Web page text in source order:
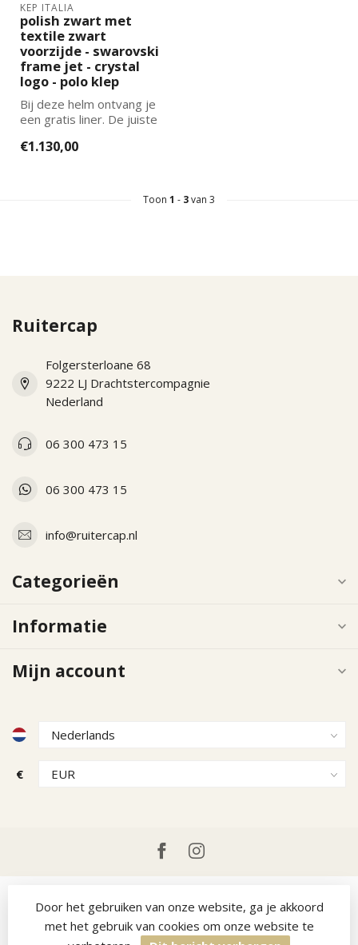
KEP ITALIA
polish zwart met
textile zwart
voorzijde - swarovski
frame jet - crystal
logo - polo klep
Bij deze helm ontvang je
een gratis liner. De juiste
t...
€1.130,00
Toon 1 - 3van 3
Ruitercap
Folgersterloane 68
9222 LJ Drachtstercompagnie
Nederland
06 300 473 15
06 300 473 15
info@ruitercap.nl
Categorieën
Informatie
Mijn account
€
Door het gebruiken van onze website, ga je akkoord
met het gebruik van cookies om onze website te